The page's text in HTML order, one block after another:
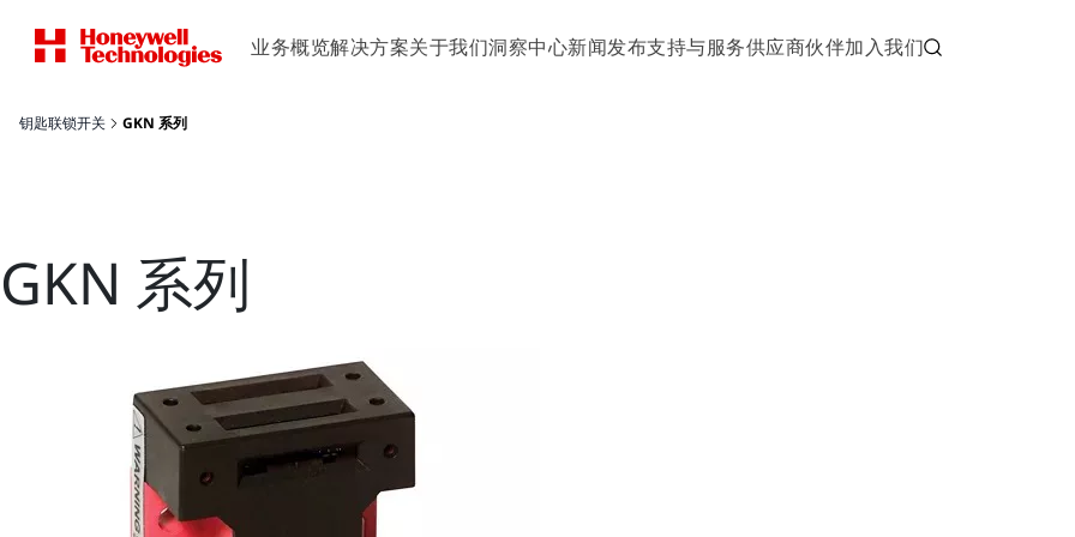
业务概览解决方案关于我们洞察中心新闻发布支持与服务供应商伙伴加入我们
钥匙联锁开关 GKN 系列
GKN 系列